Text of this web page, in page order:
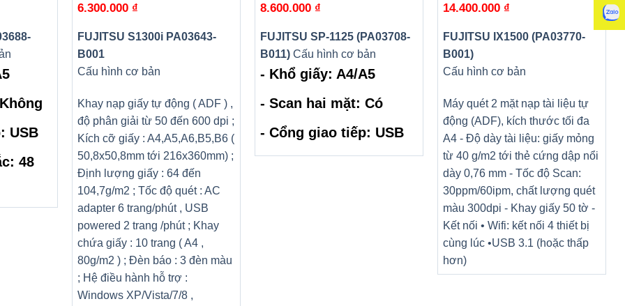
USB
48
6.300.000 ₫
FUJITSU S1300i PA03643-
B001
Cấu hình cơ bản
Khay nạp giấy tự động ( ADF ) ,
độ phân giải từ 50 đến 600 dpi ;
Kích cỡ giấy : A4,A5,A6,B5,B6 (
50,8x50,8mm tới 216x360mm) ;
Định lượng giấy : 64 đến
104,7g/m2 ; Tốc độ quét : AC
adapter 6 trang/phút , USB
powered 2 trang /phút ; Khay
chứa giấy : 10 trang ( A4 ,
80g/m2 ) ; Đèn báo : 3 đèn màu
; Hệ điều hành hỗ trợ :
Windows XP/Vista/7/8 ,
8.600.000 ₫
FUJITSU SP-1125 (PA03708-
B011)Cấu hình cơ bản
- Khổ giấy: A4/A5
- Scan hai mặt: Có
- Cổng giao tiếp: USB
14.400.000 ₫
FUJITSU IX1500 (PA03770-
B001)
Cấu hình cơ bản
Máy quét 2 mặt nạp tài liệu tự
động (ADF), kích thước tối đa
A4 - Độ dày tài liệu: giấy mỏng
từ 40 g/m2 tới thẻ cứng dập nổi
dày 0,76 mm - Tốc độ Scan:
30ppm/60ipm, chất lượng quét
màu 300dpi - Khay giấy 50 tờ -
Kết nối • Wifi: kết nối 4 thiết bị
cùng lúc •USB 3.1 (hoặc thấp
hơn)